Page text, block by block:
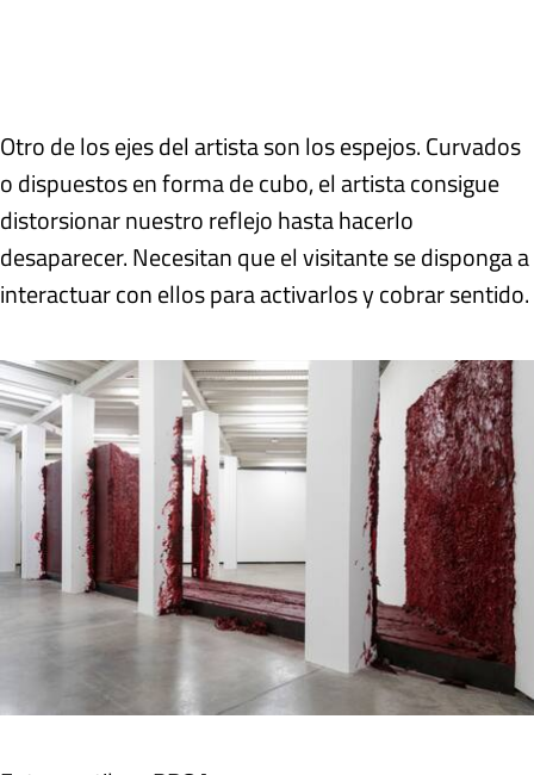
Otro de los ejes del artista son los espejos. Curvados
o dispuestos en forma de cubo, el artista consigue
distorsionar nuestro reflejo hasta hacerlo
desaparecer. Necesitan que el visitante se disponga a
interactuar con ellos para activarlos y cobrar sentido.